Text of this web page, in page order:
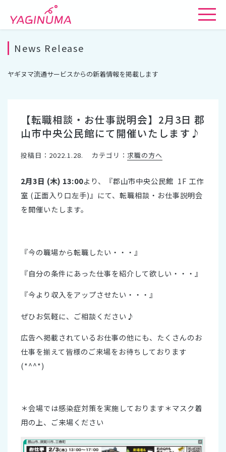
News Release
ヤギヌマ流通サービスからの新着情報を掲載します
【転職相談・お仕事説明会】2月3日 郡
山市中央公民館にて開催いたします♪
投稿日：2022.1.28. カテゴリ： 求職の方へ
2月3日 (木) 13:00より、『郡山市中央公民館 1F 工作
室 (正面入り口左手)』にて、転職相談・お仕事説明会
を開催いたします。
『今の職場から転職したい・・・』
『自分の条件にあった仕事を紹介して欲しい・・・』
『今より収入をアップさせたい・・・』
ぜひお気軽に、ご相談ください♪
広告へ掲載されているお仕事の他にも、たくさんのお
仕事を揃えて皆様のご来場をお待ちしております
(*^^*)
＊会場では感染症対策を実施しております＊マスク着
用の上、ご来場ください